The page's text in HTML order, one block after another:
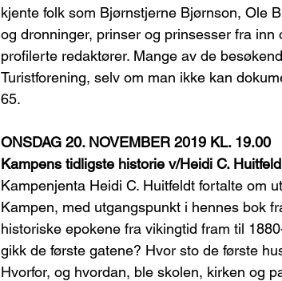
kjente folk som Bjørnstjerne Bjørnson, Ole
og dronninger, prinser og prinsesser fra
profilerte redaktører. Mange av de
Turistforening, selv om man ikke kan
65.
ONSDAG 20. NOVEMBER 2019 KL. 19.00
Kampens tidligste historie v/Heidi C. Huitfeld
Kampenjenta Heidi C. Huitfeldt fortalte om
Kampen, med utgangspunkt i hennes bok
historiske epokene fra vikingtid fram til
gikk de første gatene? Hvor sto de første
Hvorfor, og hvordan, ble skolen, kirken og